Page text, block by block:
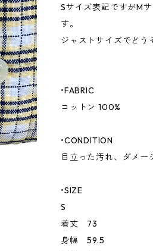
Sサイズ表記ですがM
す。
ジャストサイズでどう
•FABRIC
コットン 100%
•CONDITION
目立った汚れ、ダメー
•SIZE
S
着丈 73
身幅 59.5